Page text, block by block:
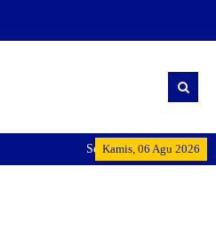
Kamis, 06 Agu 2026
Selamat Datang di MTs